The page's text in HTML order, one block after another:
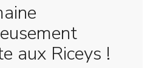
aux Riceys !